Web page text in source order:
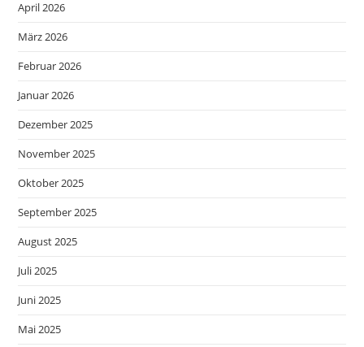
April 2026
März 2026
Februar 2026
Januar 2026
Dezember 2025
November 2025
Oktober 2025
September 2025
August 2025
Juli 2025
Juni 2025
Mai 2025